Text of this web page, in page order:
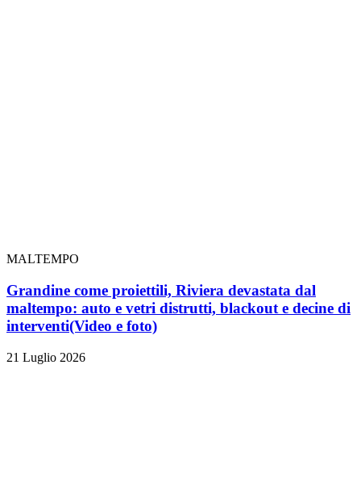
MALTEMPO
Grandine come proiettili, Riviera devastata dal
maltempo: auto e vetri distrutti, blackout e decine di
interventi(Video e foto)
21 Luglio 2026